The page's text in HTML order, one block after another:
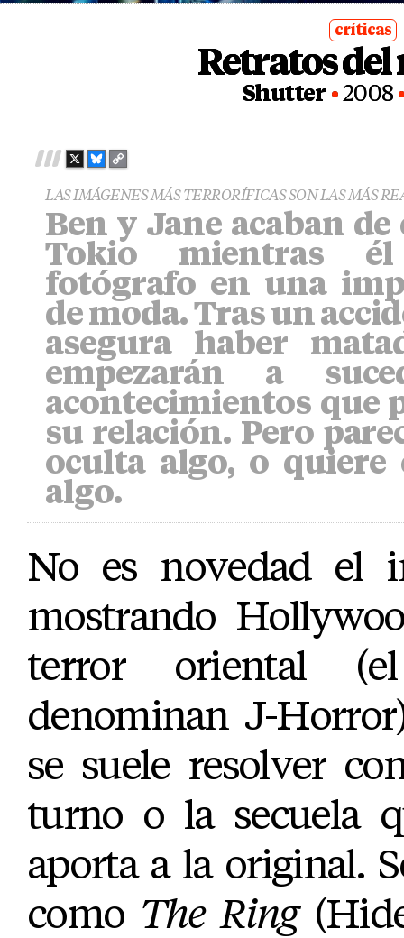
posted
in
críticas
Retratos del
Shutter 2008
X
B
U
S
K
Y
C
P
L
I
N
K
LAS IMÁGENES MÁS TERRORÍFICAS SON LAS MÁS
Ben y Jane acaban
Tokio mientras
fotógrafo en una
de moda. Tras un
asegura haber
empezarán a
acontecimientos que
su relación. Pero
oculta algo, o quiere
algo.
No es novedad el
mostrando
terror oriental
denominan J-
se suele resolver
turno o la secuela
aporta a la original.
como The Ring